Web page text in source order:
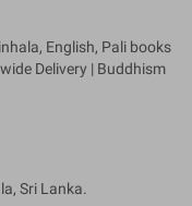
English, Pali books
Delivery | Buddhism
Sri Lanka.